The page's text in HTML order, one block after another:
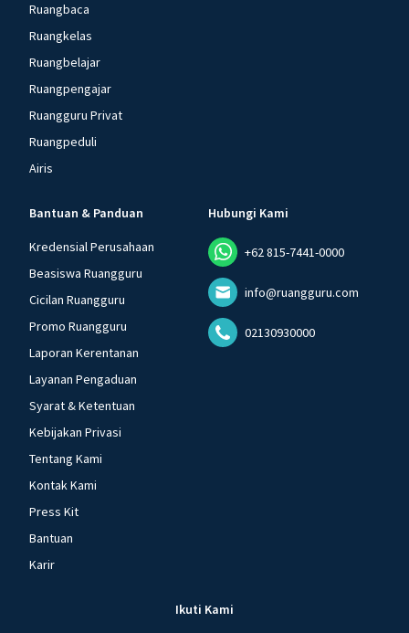
Ruangbaca
Ruangkelas
Ruangbelajar
Ruangpengajar
Ruangguru Privat
Ruangpeduli
Airis
Bantuan & Panduan
Kredensial Perusahaan
Beasiswa Ruangguru
Cicilan Ruangguru
Promo Ruangguru
Laporan Kerentanan
Layanan Pengaduan
Syarat & Ketentuan
Kebijakan Privasi
Tentang Kami
Kontak Kami
Press Kit
Bantuan
Karir
Hubungi Kami
+62 815-7441-0000
info@ruangguru.com
02130930000
Ikuti Kami